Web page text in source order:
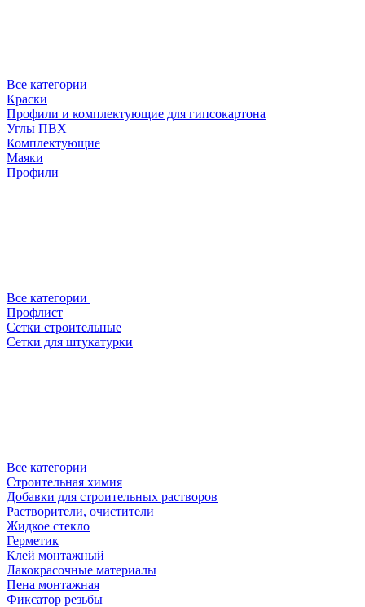
Все категории
Краски
Профили и комплектующие для гипсокартона
Углы ПВХ
Комплектующие
Маяки
Профили
Все категории
Профлист
Сетки строительные
Сетки для штукатурки
Все категории
Строительная химия
Добавки для строительных растворов
Растворители, очистители
Жидкое стекло
Герметик
Клей монтажный
Лакокрасочные материалы
Пена монтажная
Фиксатор резьбы